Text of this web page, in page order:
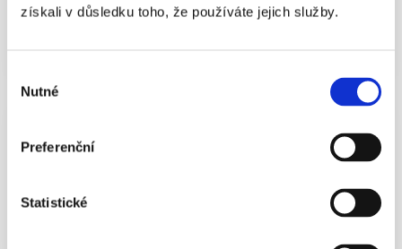
získali v důsledku toho, že používáte jejich služby.
souhlasu
Nutné
Preferenční
Statistické
vystaví první fakturu.
Rozdíl mezi firmou na klíč a ready-made společností